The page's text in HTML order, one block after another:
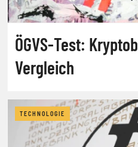
ÖGVS-Test:
Vergleich
TECHNOLOGIE